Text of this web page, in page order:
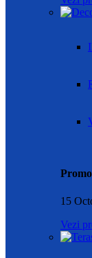
15
Vezi